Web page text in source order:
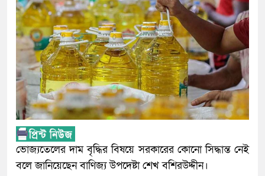
ভোজ্যতেলের দাম বৃদ্ধির বিষয়ে সরকারের কোনো সিদ্ধান্ত নেই
বলে জানিয়েছেন বাণিজ্য উপদেষ্টা শেখ বশিরউদ্দীন।